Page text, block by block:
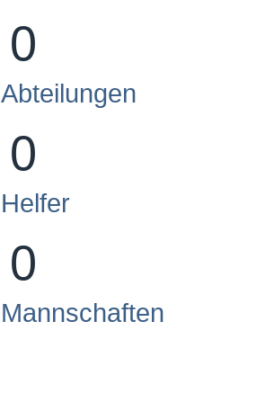
0
Abteilungen
0
Helfer
0
Mannschaften